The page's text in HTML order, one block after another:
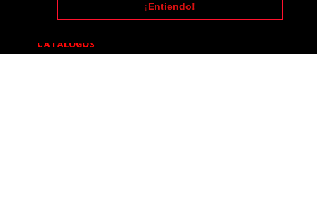
¡Entiendo!
CATALOGOS